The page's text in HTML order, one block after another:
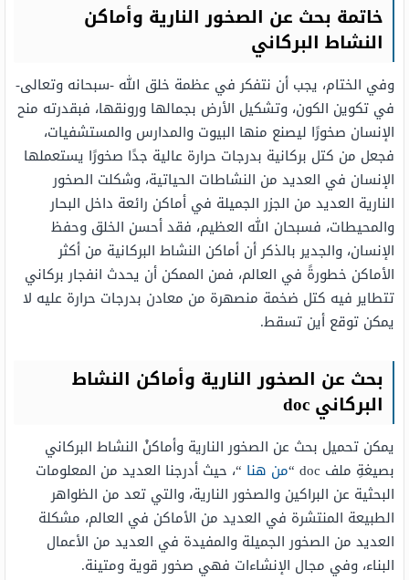
خاتمة بحث عن الصخور النارية وأماكن
النشاط البركاني
وفي الختام، يجب أن نتفكر في عظمة خلق الله -سبحانه وتعالى-
في تكوين الكون، وتشكيل الأرض بجمالها ورونقها، فبقدرته منح
الإنسان صخورًا ليصنع منها البيوت والمدارس والمستشفيات،
فجعل من كتل بركانية بدرجات حرارة عالية جدًا صخورًا يستعملها
الإنسان في العديد من النشاطات الحياتية، وشكلت الصخور
النارية العديد من الجزر الجميلة في أماكن رائعة داخل البحار
والمحيطات، فسبحان الله العظيم، فقد أحسن الخلق وحفظ
الإنسان، والجدير بالذكر أن أماكن النشاط البركانية من أكثر
الأماكن خطورةً في العالم، فمن الممكن أن يحدث انفجار بركاني
تتطاير فيه كتل ضخمة منصهرة من معادن بدرجات حرارة عليه لا
يمكن توقع أين تسقط.
بحث عن الصخور النارية وأماكن النشاط
البركاني doc
يمكن تحميل بحث عن الصخور النارية وأماكنْ النشاط البركاني
بصيغةِ ملف doc “
من هنا “، حيث أدرجنا العديد من المعلومات
البحثية عن البراكين والصخور النارية، والتي تعد من الظواهر
الطبيعة المنتشرة في العديد من الأماكن في العالم، مشكلة
العديد من الصخور الجميلة والمفيدة في العديد من الأعمال
البناء، وفي مجال الإنشاءات فهي صخور قوية ومتينة.